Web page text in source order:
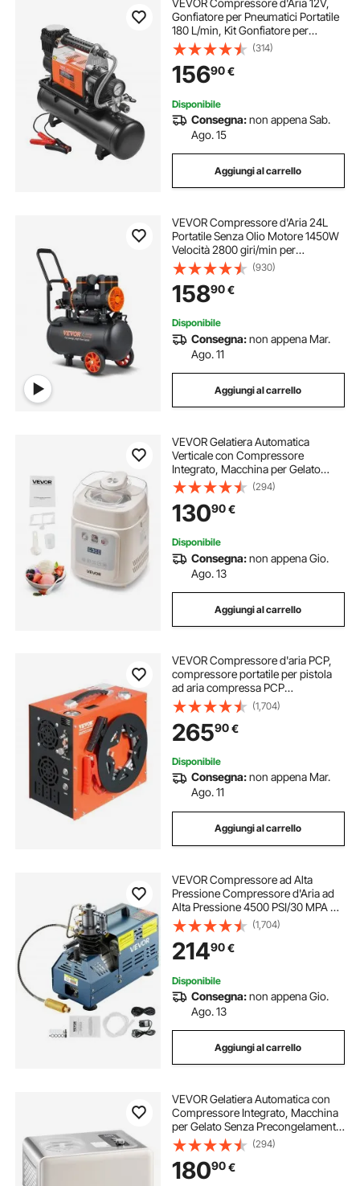
VEVOR Compressore d'Aria 12V,
Gonfiatore per Pneumatici Portatile
180 L/min, Kit Gonfiatore per
Pneumatici Serbatoio da 6 Litri, 10,3
Bar, Manometro Digitale, per
Camion, Auto, SUV, Camper
(314)
15690€
Disponibile
Consegna:non appena Sab.
Ago. 15
Aggiungi al carrello
VEVOR Compressore d'Aria 24L
Portatile Senza Olio Motore 1450W
Velocità 2800 giri/min per
Aerografo Inchiodatura,
Compressore d'Aria a Secco
Portatile Rumore 70dB 2 Silenziatori
Temperatura -50℃ - 40℃
(930)
15890€
Disponibile
Consegna:non appena Mar.
Ago. 11
Aggiungi al carrello
VEVOR Gelatiera Automatica
Verticale con Compressore
Integrato, Macchina per Gelato
Senza Precongelamento da 1 L
Sorbettiera Elettrica a 4 Modalità,
Macchina per Gelato con
Compressore per Casa
(294)
13090€
Disponibile
Consegna:non appena Gio.
Ago. 13
Aggiungi al carrello
VEVOR Compressore d'aria PCP,
compressore portatile per pistola
ad aria compressa PCP
4500PSI/30Mpa, Sistema di
raffreddamento ad acqua e ventola
integrato, compressore per pistola
ad aria compressa
(1,704)
26590€
Disponibile
Consegna:non appena Mar.
Ago. 11
Aggiungi al carrello
VEVOR Compressore ad Alta
Pressione Compressore d'Aria ad
Alta Pressione 4500 PSI/30 MPA da
1800 W 220 V per Carabina da
Paintball, PCP, Bombola da
Immersione con Scarico
Automatico
(1,704)
21490€
Disponibile
Consegna:non appena Gio.
Ago. 13
Aggiungi al carrello
VEVOR Gelatiera Automatica con
Compressore Integrato, Macchina
per Gelato Senza Precongelamento
2 L Sorbettiera Elettrica a 3
Modalità, Macchina per Gelato con
Compressore per Casa
(294)
18090€